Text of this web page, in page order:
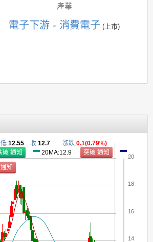
產業
電子下游 - 消費電子 (上市)
14
16
18
20
低:12.55 收:12.7 漲跌:0.1(0.79%)
20MA:12.9